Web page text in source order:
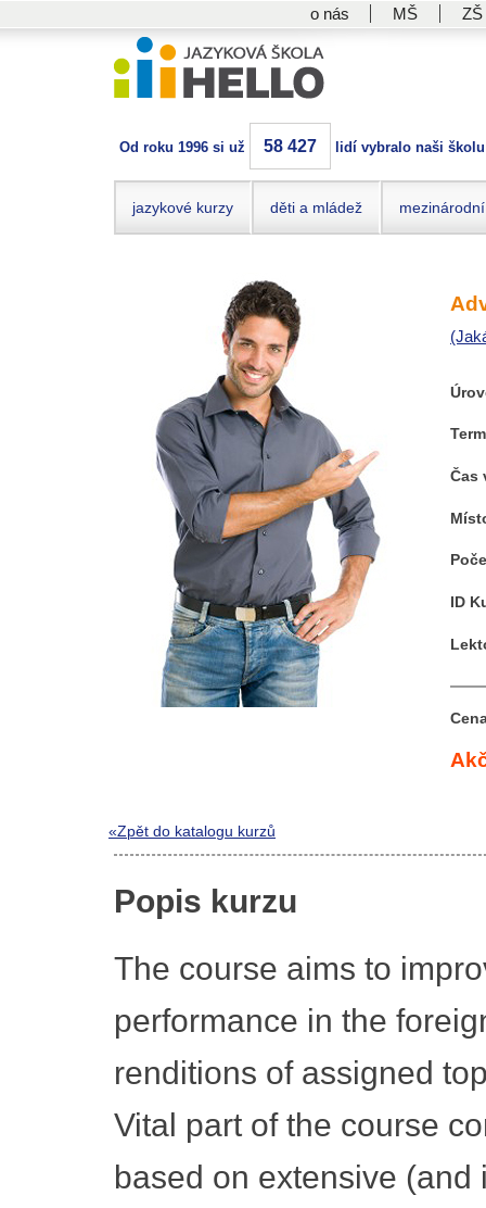
o nás MŠ ZŠ
Od roku 1996 si už 58 427 lidí vybralo naši
jazykové kurzy děti a mládež
Čas
ID
«Zpět do katalogu kurzů
Popis kurzu
The course aims to
performance in the
renditions of assigned
Vital part of the course
based on extensive